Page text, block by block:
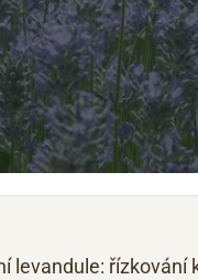
levandule: řízkování